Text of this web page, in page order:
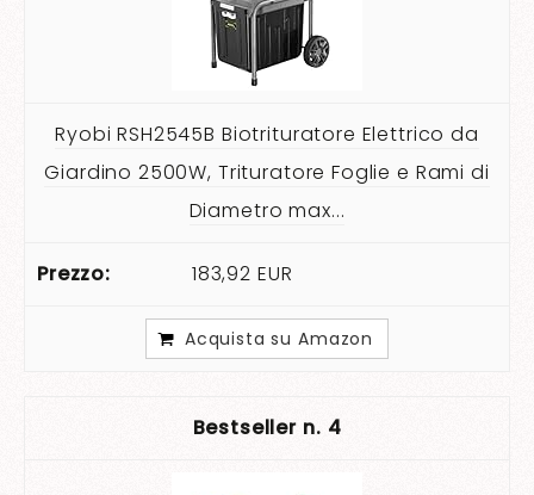
Ryobi RSH2545B Biotrituratore Elettrico da
Giardino 2500W, Trituratore Foglie e Rami di
Diametro max...
183,92 EUR
Acquista su Amazon
4